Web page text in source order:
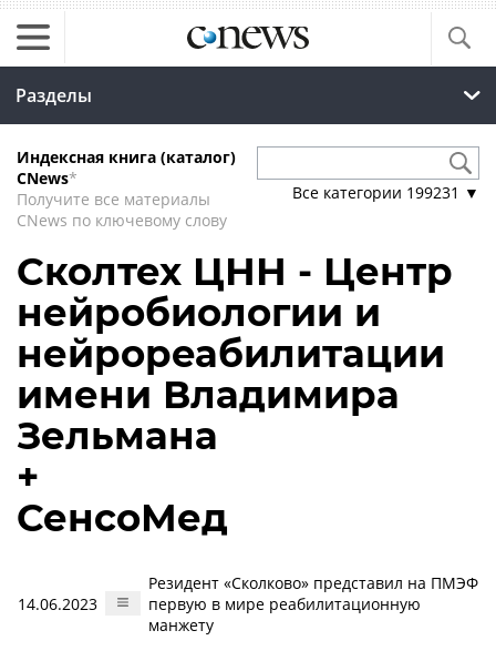
Разделы
Индексная книга (каталог)
CNews*
Получите все материалы
CNews по ключевому слову
Все категории 199231 ▼
Сколтех ЦНН - Центр
нейробиологии и
нейрореабилитации
имени Владимира
Зельмана
+
СенсоМед
14.06.2023
Резидент «Сколково» представил на ПМЭФ
первую в мире реабилитационную
манжету